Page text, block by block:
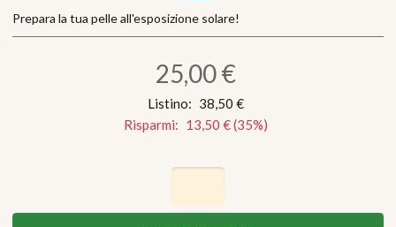
Prepara la tua pelle all'esposizione solare!
25,00 €
Listino: 38,50 €
Risparmi: 13,50 €(35%)